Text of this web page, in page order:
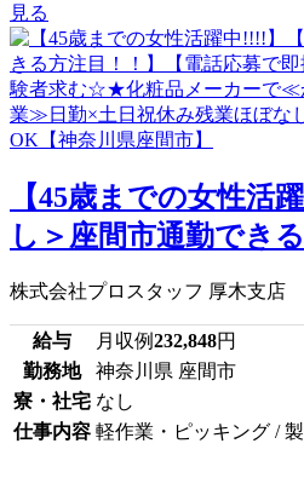
見る
【45歳までの女性活
し＞座間市通勤でき
株式会社プロスタッフ 厚木支店
給与 月収例232,848円
勤務地
神奈川県 座間市
寮・社宅 なし
仕事内容 軽作業・ピッキング /